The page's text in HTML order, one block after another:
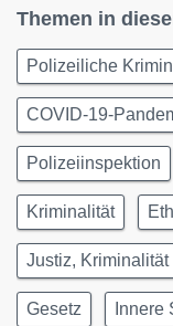
Themen in
Polizeiliche
COVID-19-
Polizeiinspektion
Kriminalität
Justiz, Kriminalität
Gesetz Innere